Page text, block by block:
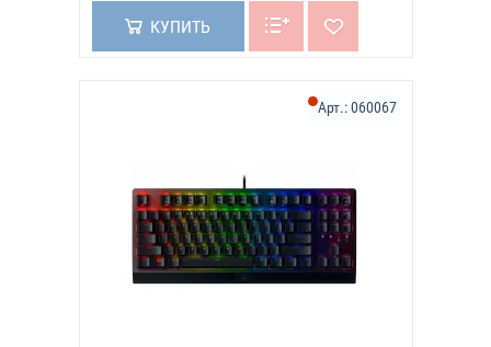
КУПИТЬ
Арт.:060067